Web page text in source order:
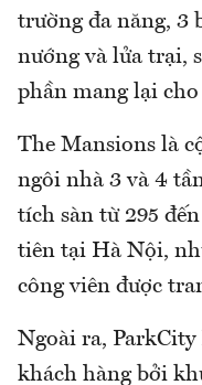
trường đa năng, 3
nướng và lửa trại,
phần mang lại
The Mansions là
ngôi nhà 3 và 4
tích sàn từ 295
tiên tại Hà Nội,
công viên được
Ngoài ra,
khách hàng bởi